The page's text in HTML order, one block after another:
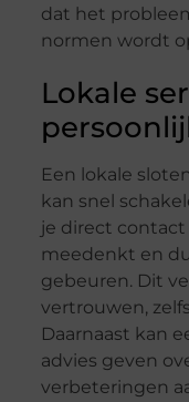
dat het
normen wordt
Lokale
Een lokale
kan snel
je direct
meedenkt en
gebeuren. Dit
vertrouwen,
Daarnaast kan
advies geven
verbeteringen